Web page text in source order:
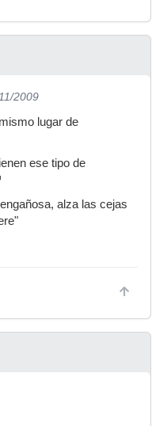
2009
lugar de
ese tipo de
alza las cejas